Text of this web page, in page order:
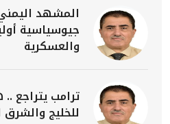
المشهد
جيوسياسية
والعسكرية
ترامب يتراجع
للخليج